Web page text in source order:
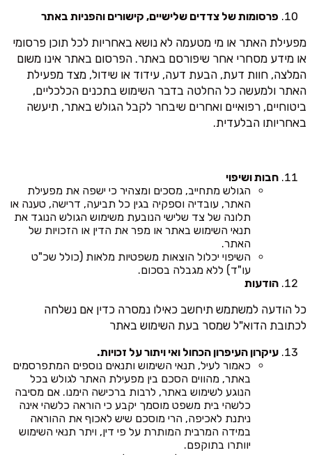
פרסומות של צדדים שלישיים, קישורים והפניות באתר
מפעילת האתר או מי מטעמה לא נושא באחריות לכל תוכן פרסומי
או מידע מסחרי אחר שיפורסם באתר. הפרסום באתר אינו משום
המלצה, חוות דעת, הבעת דעה, עידוד או שידול, מצד מפעילת
האתר ולמעשה כל החלטה בדבר השימוש בתכנים הכלכליים,
ביטוחיים, רפואיים ואחרים שיבחר לקבל הגולש באתר, תיעשה
באחריותו הבלעדית.
חבות ושיפוי
הגולש מתחייב, מסכים ומצהיר כי ישפה את מפעילת
האתר, עובדיה וספקיה בגין כל תביעה, דרישה, טענה או
תלונה של צד שלישי הנובעת משימוש הגולש הנוגד את
תנאי השימוש באתר או מפר את הדין או הזכויות של
האתר.
השיפוי יכלול הוצאות משפטיות מלאות (כולל שכ"ט
עו"ד) ללא מגבלה בסכום.
הודעות
כל הודעה למשתמש תיחשב כאילו נמסרה כדין אם נשלחה
לכתובת הדוא"ל שמסר בעת השימוש באתר
עיקרון העיפרון הכחול ואי ויתור על זכויות.
כאמור לעיל, תנאי השימוש ותנאים נוספים המתפרסמים
באתר, מהווים הסכם בין מפעילת האתר לגולש בכל
הנוגע לשימוש באתר, לרבות ברכישה הימנו. אם מסיבה
כלשהי בית משפט מוסמך יקבע כי הוראה כלשהי אינה
ניתנת לאכיפה, הרי מוסכם שיש לאכוף את ההוראה
במידה המרבית המותרת על פי דין, ויתר תנאי השימוש
יוותרו בתוקפם.